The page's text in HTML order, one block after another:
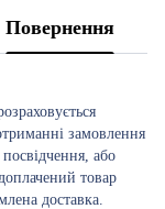
Повернення
замовлення
або
товар
доставка.